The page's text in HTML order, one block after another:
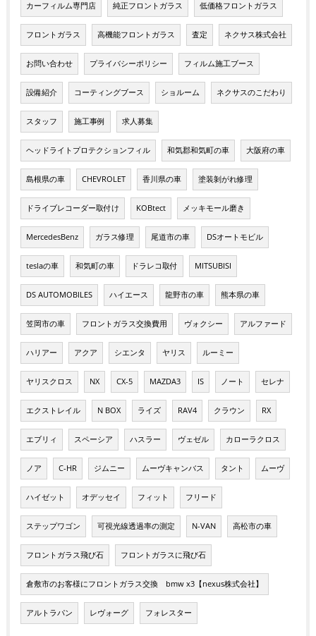
カーフィルム専門店 純正フロントガラス 低価格フロントガラス
フロントガラス 高機能フロントガラス 査定 ネクサス株式会社
お問い合わせ プライバシーポリシー フィルム施工ブース
設備紹介 コーティングブース ショルーム ネクサスのこだわり
スタッフ 施工事例 求人募集
ヘッドライトプロテクションフィル 和気郡和気町の車 大阪府の車
島根県の車 CHEVROLET 香川県の車 塗装剝がれ修理
ドライブレコーダー取付け KOBtect メッキモール磨き
MercedesBenz ガラス修理 尾道市の車 DSオートモビル
teslaの車 和気町の車 ドラレコ取付 MITSUBISI
DS AUTOMOBILES ハイエース 龍野市の車 熊本県の車
笠岡市の車 フロントガラス交換費用 ヴォクシー アルファード
ハリアー アクア シエンタ ヤリス ルーミー
ヤリスクロス NX CX-5 MAZDA3 IS ノート セレナ
エクストレイル N BOX ライズ RAV4 クラウン RX
エブリィ スペーシア ハスラー ヴェゼル カローラクロス
ノア C-HR ジムニー ムーヴキャンバス タント ムーヴ
ハイゼット オデッセイ フィット フリード
ステップワゴン 可視光線透過率の測定 N-VAN 高松市の車
フロントガラス飛び石 フロントガラスに飛び石
倉敷市のお客様にフロントガラス交換 bmw x3【nexus株式会社】
アルトラパン レヴォーグ フォレスター